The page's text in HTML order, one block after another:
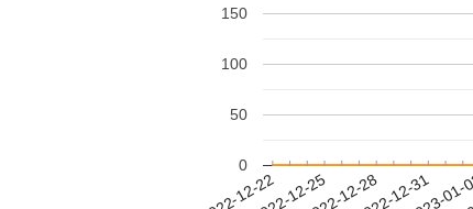
0
50
100
150